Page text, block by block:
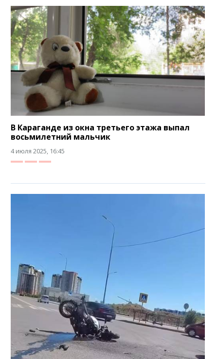
В Караганде из окна третьего этажа выпал
восьмилетний мальчик
4 июля 2025, 16:45